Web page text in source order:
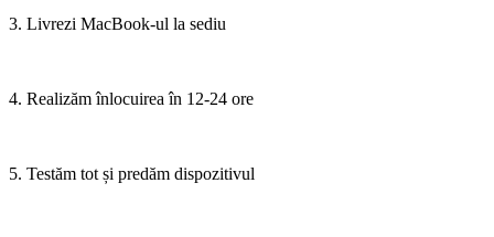
3. Livrezi MacBook-ul la sediu
4. Realizăm înlocuirea în 12-24 ore
5. Testăm tot și predăm dispozitivul